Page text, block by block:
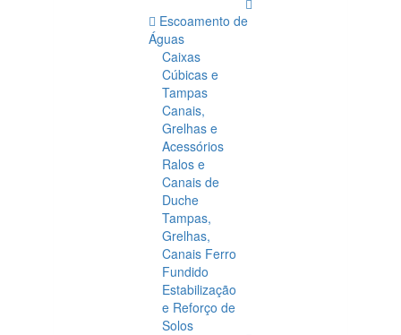
Escoamento de
Águas
Caixas
Cúbicas e
Tampas
Canais,
Grelhas e
Acessórios
Ralos e
Canais de
Duche
Tampas,
Grelhas,
Canais Ferro
Fundido
Estabilização
e Reforço de
Solos